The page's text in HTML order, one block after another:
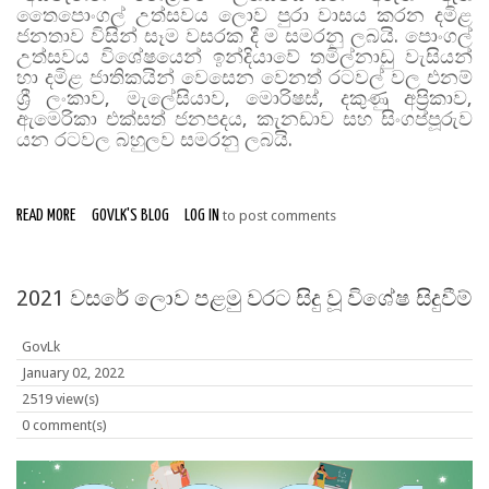
තෛපොංගල් උත්සවය ලොව පුරා වාසය කරන දමිළ
ජනතාව විසින් සෑම වසරක දී ම සමරනු ලබයි. පොංගල්
උත්සවය විශේෂයෙන් ඉන්දියාවේ තමිල්නාඩු වැසියන්
හා දමිළ ජාතිකයින් වෙසෙන වෙනත් රටවල් වල එනම්
ශ්‍රී ලංකාව, මැලේසියාව, මොරිෂස්, දකුණු අප්‍රිකාව,
ඇමෙරිකා එක්සත් ජනපදය, කැනඩාව සහ සිංගප්පූරුව
යන රටවල බහුලව සමරනු ලබයි.
READ MORE ABOUT තෛපොංගල් - தைப்பொங்கல் - THAI PONGAL
GOVLK'S BLOG LOG IN to post comments
2021 වසරේ ලොව පළමු වරට සිදු වූ විශේෂ සිදුවීම්
GovLk
January 02, 2022
2519 view(s)
0 comment(s)